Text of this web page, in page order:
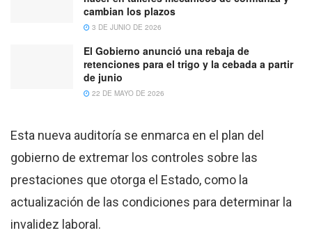
cambian los plazos
3 DE JUNIO DE 2026
El Gobierno anunció una rebaja de
retenciones para el trigo y la cebada a partir
de junio
22 DE MAYO DE 2026
Esta nueva auditoría se enmarca en el plan del
gobierno de extremar los controles sobre las
prestaciones que otorga el Estado, como la
actualización de las condiciones para determinar la
invalidez laboral.